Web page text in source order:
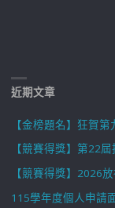
近期文章
【金榜題名】狂賀
【競賽得獎】第22
【競賽得獎】2026
115學年度個人申請